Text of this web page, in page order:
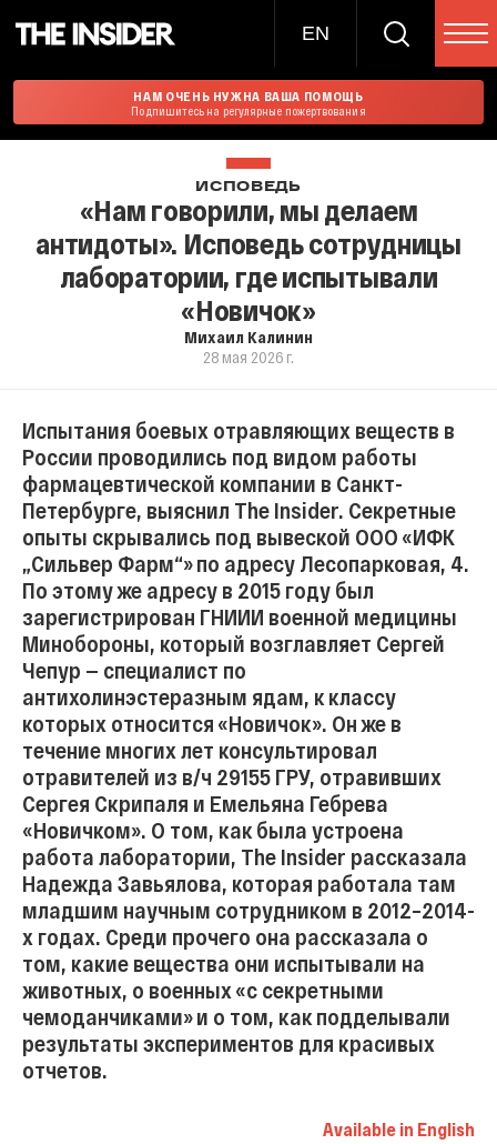
EN
НАМ ОЧЕНЬ НУЖНА ВАША ПОМОЩЬ
Подпишитесь на регулярные пожертвования
ИСПОВЕДЬ
«Нам говорили, мы делаем
антидоты». Исповедь сотрудницы
лаборатории, где испытывали
«Новичок»
Михаил Калинин
28 мая 2026 г.
Испытания боевых отравляющих веществ в
России проводились под видом работы
фармацевтической компании в Санкт-
Петербурге, выяснил The Insider. Секретные
опыты скрывались под вывеской ООО «ИФК
„Сильвер Фарм“» по адресу Лесопарковая, 4.
По этому же адресу в 2015 году был
зарегистрирован ГНИИИ военной медицины
Минобороны, который возглавляет Сергей
Чепур — специалист по
антихолинэстеразным ядам, к классу
которых относится «Новичок». Он же в
течение многих лет консультировал
отравителей из в/ч 29155 ГРУ, отравивших
Сергея Скрипаля и Емельяна Гебрева
«Новичком». О том, как была устроена
работа лаборатории, The Insider рассказала
Надежда Завьялова, которая работала там
младшим научным сотрудником в 2012–2014-
х годах. Среди прочего она рассказала о
том, какие вещества они испытывали на
животных, о военных «с секретными
чемоданчиками» и о том, как подделывали
результаты экспериментов для красивых
отчетов.
Available in English